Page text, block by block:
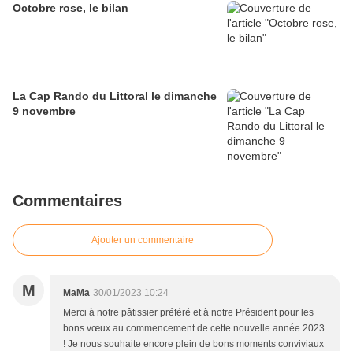
Octobre rose, le bilan
La Cap Rando du Littoral le dimanche
9 novembre
Commentaires
Ajouter un commentaire
M MaMa 30/01/2023 10:24
Merci à notre pâtissier préféré et à notre Président pour les
bons vœux au commencement de cette nouvelle année 2023
! Je nous souhaite encore plein de bons moments conviviaux